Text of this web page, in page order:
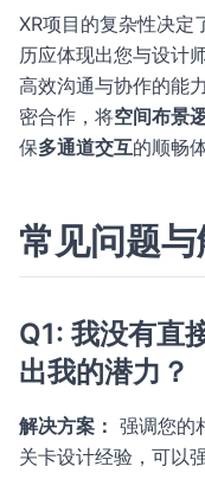
XR项目的复杂性决定
历应体现出您与设计
高效沟通与协作的能
密合作，将空间布景
保多通道交互的顺畅
常见问题
Q1: 我没有直
出我的潜力？
解决方案： 强调您的
关卡设计经验，可以